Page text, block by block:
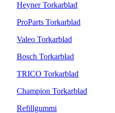
Heyner Torkarblad
ProParts Torkarblad
Valeo Torkarblad
Bosch Torkarblad
TRICO Torkarblad
Champion Torkarblad
Refillgummi